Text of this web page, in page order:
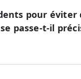
pour
passe-t-il